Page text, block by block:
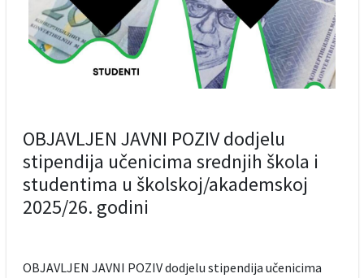
OBJAVLJEN JAVNI POZIV dodjelu
stipendija učenicima srednjih škola i
studentima u školskoj/akademskoj
2025/26. godini
OBJAVLJEN JAVNI POZIV dodjelu stipendija učenicima